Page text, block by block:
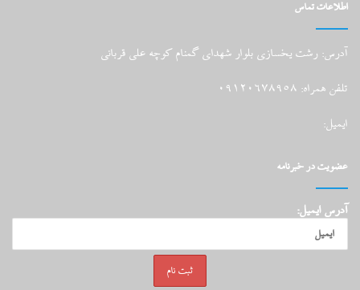
اطلاعات تماس
آدرس: رشت یخسازی بلوار شهدای گمنام کوچه علی قربانی
تلفن همراه: 09120678958
ایمیل:
عضویت در خبرنامه
آدرس ایمیل: